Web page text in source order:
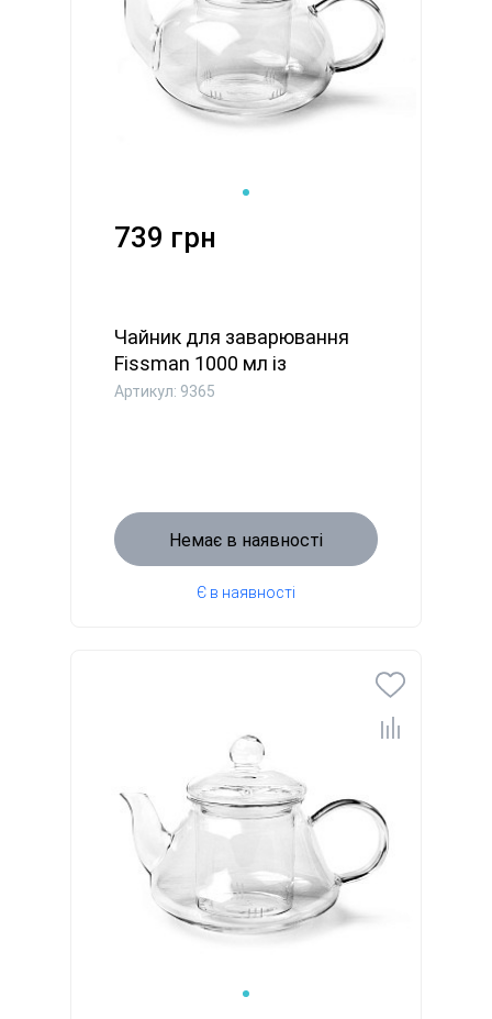
739 грн
Чайник для заварювання
Fissman 1000 мл із
фільтром...
Артикул: 9365
Немає в наявності
Є в наявності